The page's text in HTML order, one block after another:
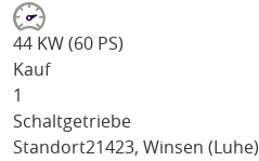
44 KW (60 PS)
Kauf
1
Schaltgetriebe
Standort21423, Winsen (Luhe)